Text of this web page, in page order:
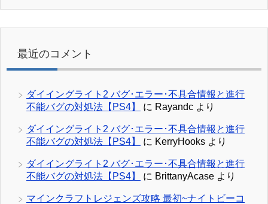
最近のコメント
ダイイングライト2 バグ･エラー･不具合情報と進行
不能バグの対処法【PS4】
に Rayandc より
ダイイングライト2 バグ･エラー･不具合情報と進行
不能バグの対処法【PS4】
に KerryHooks より
ダイイングライト2 バグ･エラー･不具合情報と進行
不能バグの対処法【PS4】
に BrittanyAcase より
マインクラフトレジェンズ攻略 最初~ナイトビーコ